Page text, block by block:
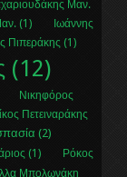
Μαν.
(1)
Ιωάννης
Πιπεράκης (1)
(12)
Νικηφόρος
Πετειναράκης
(2)
(1)
Ρόκος
Μπολωνάκη